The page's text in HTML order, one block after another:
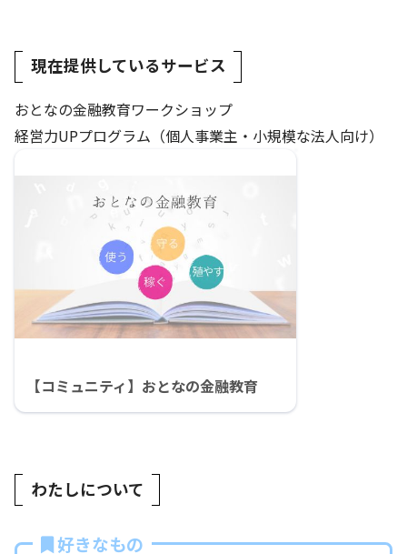
現在提供しているサービス
おとなの金融教育ワークショップ
経営力UPプログラム（個人事業主・小規模な法人向け）
【コミュニティ】おとなの金融教育
わたしについて
好きなもの